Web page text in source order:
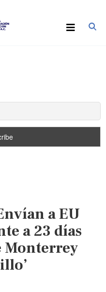
a EU
a 23 días
Monterrey